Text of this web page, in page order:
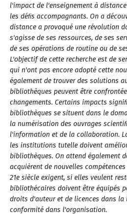
l'impact de l'enseignement à
les déﬁs accompagnants. On a
distance a provoqué une révolution
s'agisse de ses ressources, de ses
de ses opérations de routine ou de
L'objectif de cette recherche est de
qui n'ont pas encore adopté cette
également de trouver des solutions
bibliothèques peuvent être
changements. Certains impacts
bibliothèques se situent dans le
la numérisation des ouvrages
l'information et de la collaboration.
les institutions tutelle doivent
bibliothèques. On attend également
acquièrent de nouvelles
21e siècle exigent, si elles veulent
bibliothécaires doivent être équipés
droits d'auteur et de licences dans
conformité dans l'organisation.